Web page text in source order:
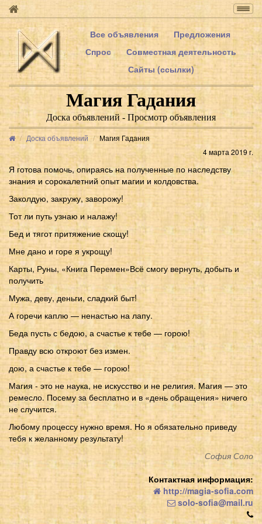
Все объявления
Предложения
Спрос
Совместная деятельность
Сайты (ссылки)
Магия Гадания
Доска объявлений - Просмотр объявления
Доска объявлений
Магия Гадания
4 марта 2019 г.
Я готова помочь, опираясь на полученные по наследству
знания и сорокалетний опыт магии и колдовства.
Заколдую, закружу, заворожу!
Тот ли путь узнаю и налажу!
Бед и тягот притяжение скощу!
Мне дано и горе я укрощу!
Карты, Руны, «Книга Перемен»Всё смогу вернуть, добыть и
получить
Мужа, деву, деньги, сладкий быт!
А горечи каплю — ненастью на лапу.
Беда пусть с бедою, а счастье к тебе — горою!
Правду всю откроют без измен.
дою, а счастье к тебе — горою!
Магия - это не наука, не искусство и не религия. Магия — это
ремесло. Посему за бесплатно и в «день обращения» ничего
не случится.
Любому процессу нужно время. Но я обязательно приведу
тебя к желанному результату!
София Соло
Контактная информация:
http://magia-sofia.com
solo-sofia@mail.ru